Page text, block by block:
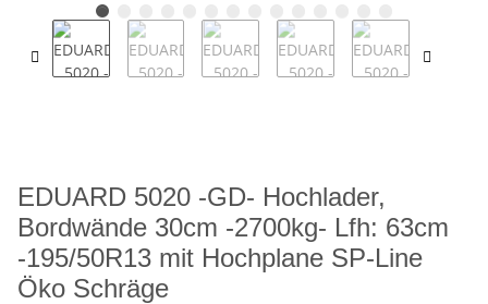
EDUARD 5020 -GD- Hochlader,
Bordwände 30cm -2700kg- Lfh: 63cm
-195/50R13 mit Hochplane SP-Line
Öko Schräge